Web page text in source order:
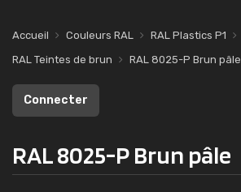
Accueil Couleurs RAL
RAL Plastics P1
RAL Teintes de brun
RAL 8025-P Brun pâle
Connecter
RAL 8025-P Brun pâle